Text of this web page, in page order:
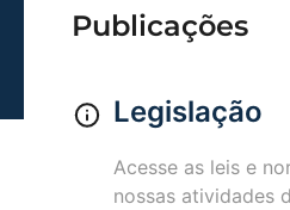
Publicações
Legislação
Acesse as leis e
nossas atividades